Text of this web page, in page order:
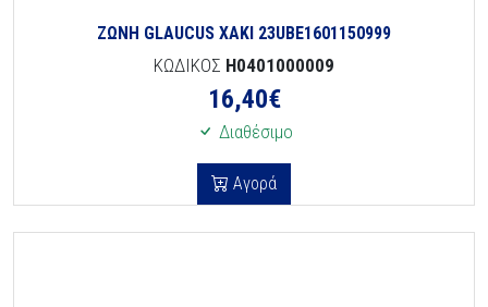
ΖΩΝΗ GLAUCUS ΧΑΚΙ 23UBE1601150999
ΚΩΔΙΚΟΣ H0401000009
16,40€
Διαθέσιμο
Αγορά